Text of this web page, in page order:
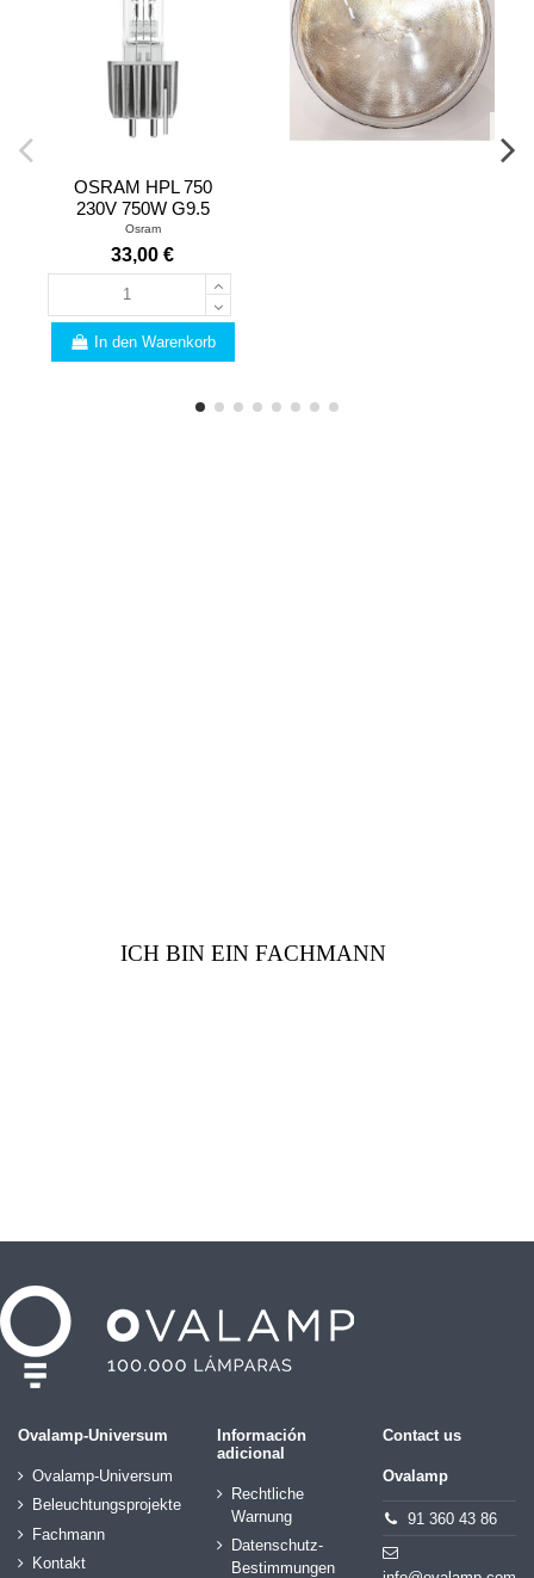
OSRAM HPL 750
230V 750W G9.5
Osram
33,00 €
In den Warenkorb
ICH BIN EIN FACHMANN
Ovalamp-Universum
Ovalamp-Universum
Beleuchtungsprojekte
Fachmann
Kontakt
Información
adicional
Rechtliche
Warnung
Datenschutz-
Bestimmungen
Contact us
Ovalamp
91 360 43 86